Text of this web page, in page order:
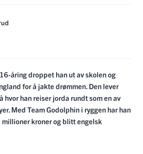
åring droppet han ut av skolen og
for å jakte drømmen. Den lever
hvor han reiser jorda rundt som en av
Med Team Godolphin i ryggen har han
kroner og blitt engelsk